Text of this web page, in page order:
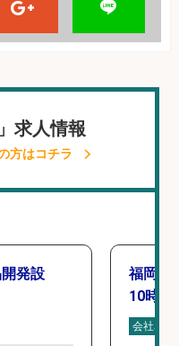
求人情報
方はコチラ
発設
福岡「
10時間
会社名